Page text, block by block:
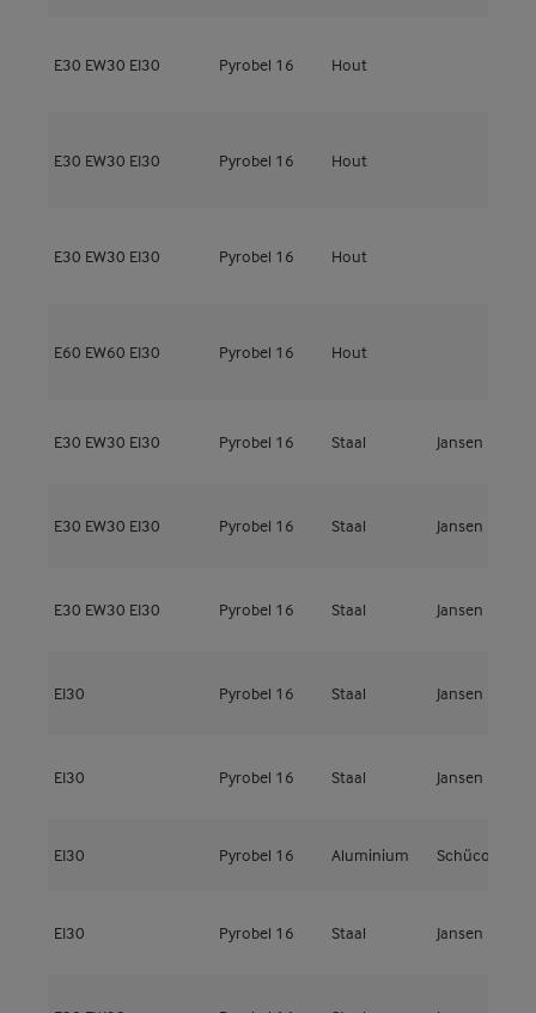
E30 EW30 EI30 Pyrobel 16 Hout
E30 EW30 EI30 Pyrobel 16 Hout
E30 EW30 EI30 Pyrobel 16 Hout
E60 EW60 EI30 Pyrobel 16 Hout
E30 EW30 EI30 Pyrobel 16 Staal Jansen
E30 EW30 EI30 Pyrobel 16 Staal Jansen
E30 EW30 EI30 Pyrobel 16 Staal Jansen
EI30 Pyrobel 16 Staal Jansen
EI30 Pyrobel 16 Staal Jansen
EI30 Pyrobel 16 Aluminium Schüco
EI30 Pyrobel 16 Staal Jansen